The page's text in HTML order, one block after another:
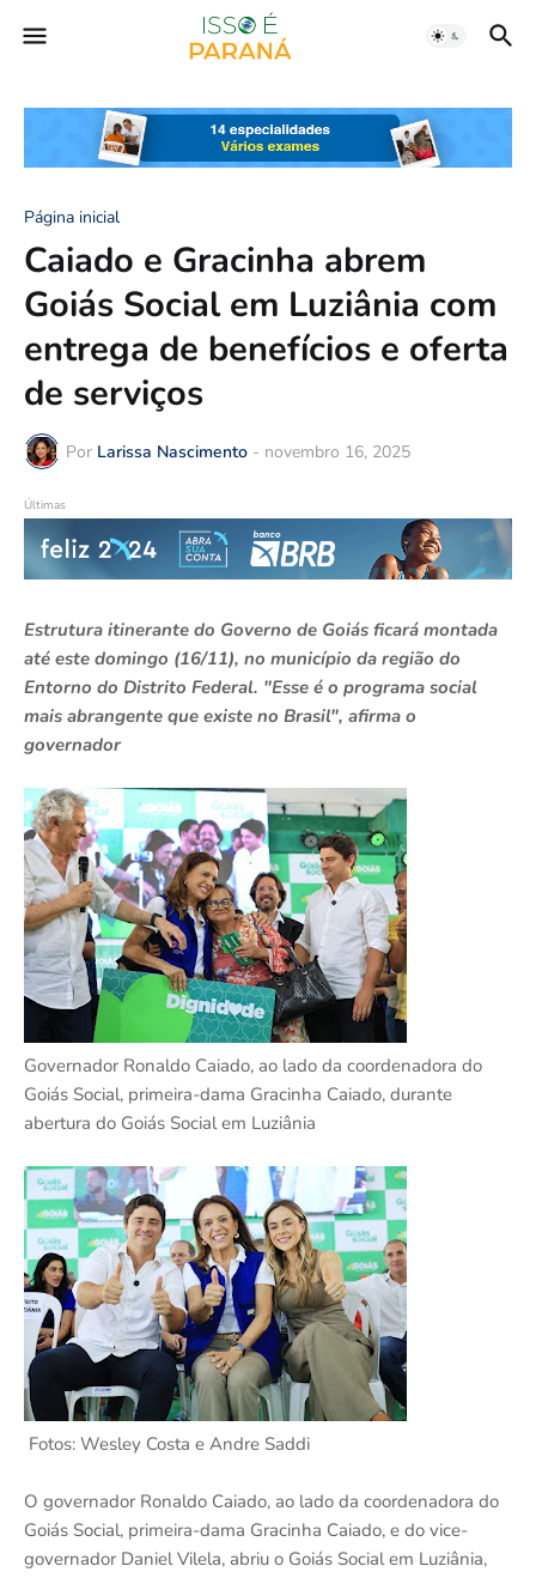
Página inicial
Caiado e Gracinha abrem
Goiás Social em Luziânia com
entrega de benefícios e oferta
de serviços
Por Larissa Nascimento - novembro 16, 2025
Últimas
Estrutura itinerante do Governo de Goiás ficará montada
até este domingo (16/11), no município da região do
Entorno do Distrito Federal. "Esse é o programa social
mais abrangente que existe no Brasil", afirma o
governador
Governador Ronaldo Caiado, ao lado da coordenadora do
Goiás Social, primeira-dama Gracinha Caiado, durante
abertura do Goiás Social em Luziânia
Fotos: Wesley Costa e Andre Saddi
O governador Ronaldo Caiado, ao lado da coordenadora do
Goiás Social, primeira-dama Gracinha Caiado, e do vice-
governador Daniel Vilela, abriu o Goiás Social em Luziânia,